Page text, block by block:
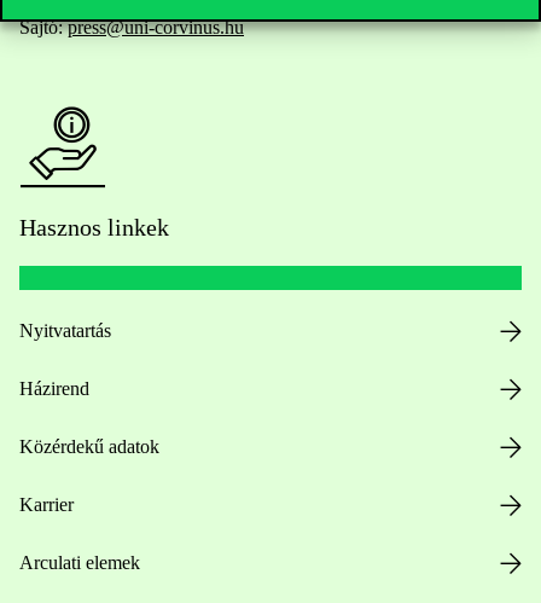
Sajtó:press@uni-corvinus.hu
Hasznos linkek
Nyitvatartás
Házirend
Közérdekű adatok
Karrier
Arculati elemek